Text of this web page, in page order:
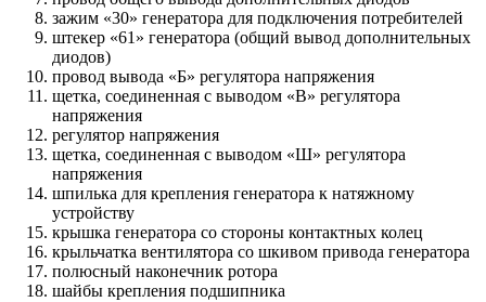
зажим «30» генератора для подключения потребителей
штекер «61» генератора (общий вывод дополнительных
диодов)
провод вывода «Б» регулятора напряжения
щетка, соединенная с выводом «В» регулятора
напряжения
регулятор напряжения
щетка, соединенная с выводом «Ш» регулятора
напряжения
шпилька для крепления генератора к натяжному
устройству
крышка генератора со стороны контактных колец
крыльчатка вентилятора со шкивом привода генератора
полюсный наконечник ротора
шайбы крепления подшипника